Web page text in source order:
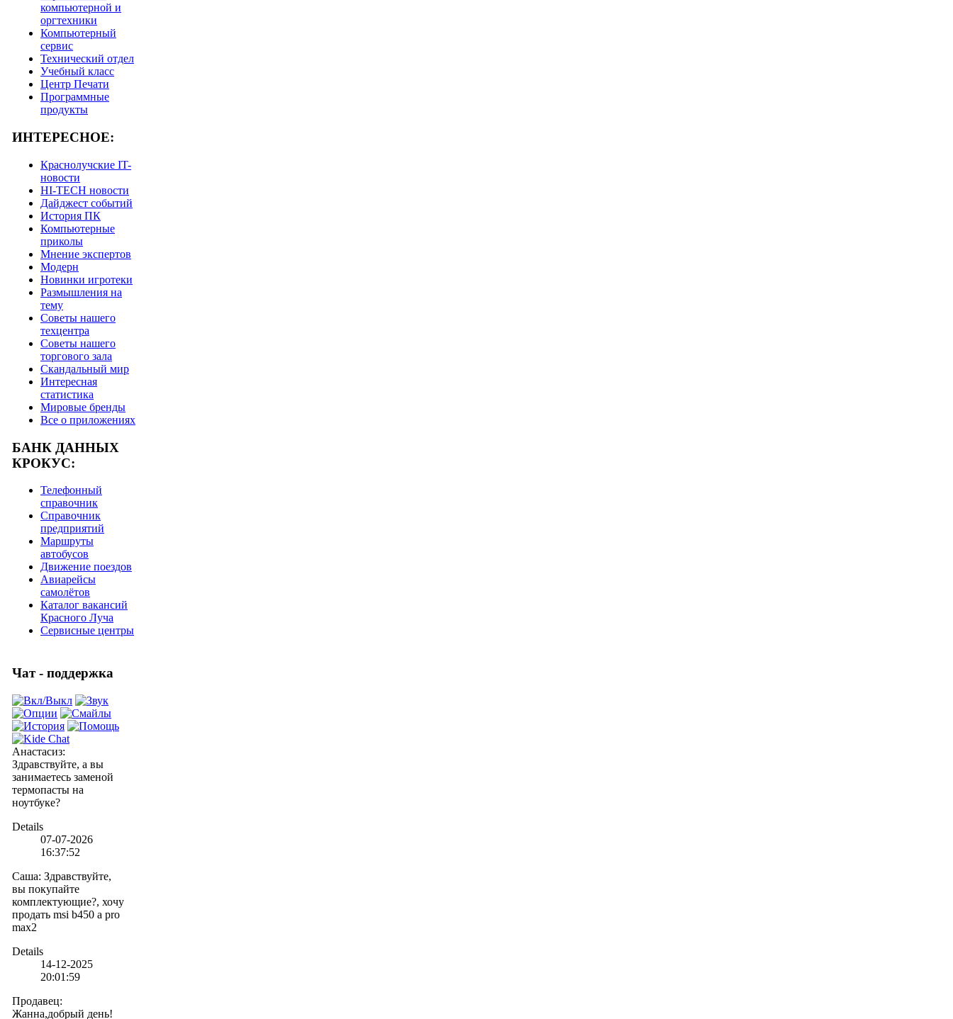
компьютерной и
оргтехники
Компьютерный
сервис
Технический отдел
Учебный класс
Центр Печати
Программные
продукты
ИНТЕРЕСНОЕ:
Краснолучские IT-
новости
HI-TECH новости
Дайджест событий
История ПК
Компьютерные
приколы
Мнение экспертов
Модерн
Новинки игротеки
Размышления на
тему
Советы нашего
техцентра
Советы нашего
торгового зала
Скандальный мир
Интересная
статистика
Мировые бренды
Все о приложениях
БАНК ДАННЫХ
КРОКУС:
Телефонный
справочник
Справочник
предприятий
Маршруты
автобусов
Движение поездов
Авиарейсы
самолётов
Каталог вакансий
Красного Луча
Сервисные центры
Чат - поддержка
Анастасиз:
Здравствуйте, а вы
занимаетесь заменой
термопасты на
ноутбуке?
Details
07-07-2026
16:37:52
Саша: Здравствуйте,
вы покупайте
комплектующие?, хочу
продать msi b450 a pro
max2
Details
14-12-2025
20:01:59
Продавец:
Жанна,добрый день!